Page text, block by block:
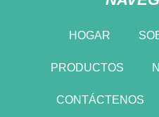
HOGAR
PRODUCTOS
CONTÁCTENOS